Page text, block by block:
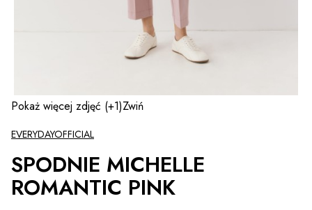
Pokaż więcej zdjęć (+1)Zwiń
EVERYDAYOFFICIAL
SPODNIE MICHELLE
ROMANTIC PINK